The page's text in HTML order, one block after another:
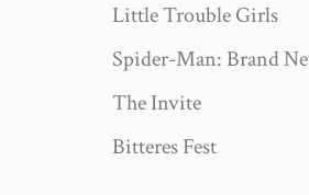
Little Trouble Girls
Spider-Man: Brand
The Invite
Bitteres Fest